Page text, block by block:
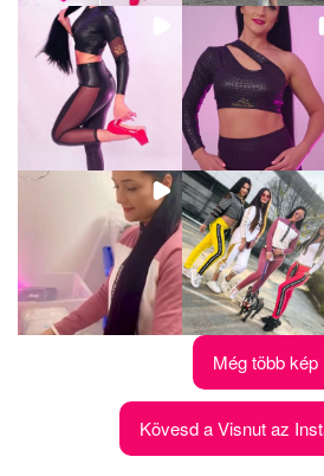
Még több kép
Kövesd a Visnut az